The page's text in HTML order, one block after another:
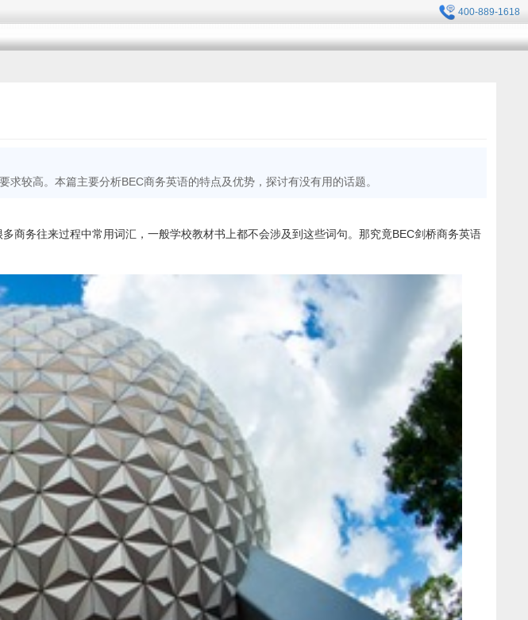
400-889-1618
较高。本篇主要分析BEC商务英语的特点及优势，探讨有没有用的话题。
商务往来过程中常用词汇，一般学校教材书上都不会涉及到这些词句。那究竟BEC剑桥商务英语